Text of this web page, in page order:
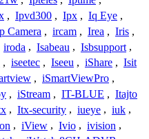
, Ipvd300 , Ipx , Iq Eye ,
Camera , ircam , Irea , Iris ,
iroda , Isabeau , Isbsupport ,
, iseetec , Iseeu , iShare , Isit
, iSmartViewPro ,
, iStream , IT-BLUE , Itajto
, Itx-security , iueye , iuk ,
, iView , Ivio , ivision ,